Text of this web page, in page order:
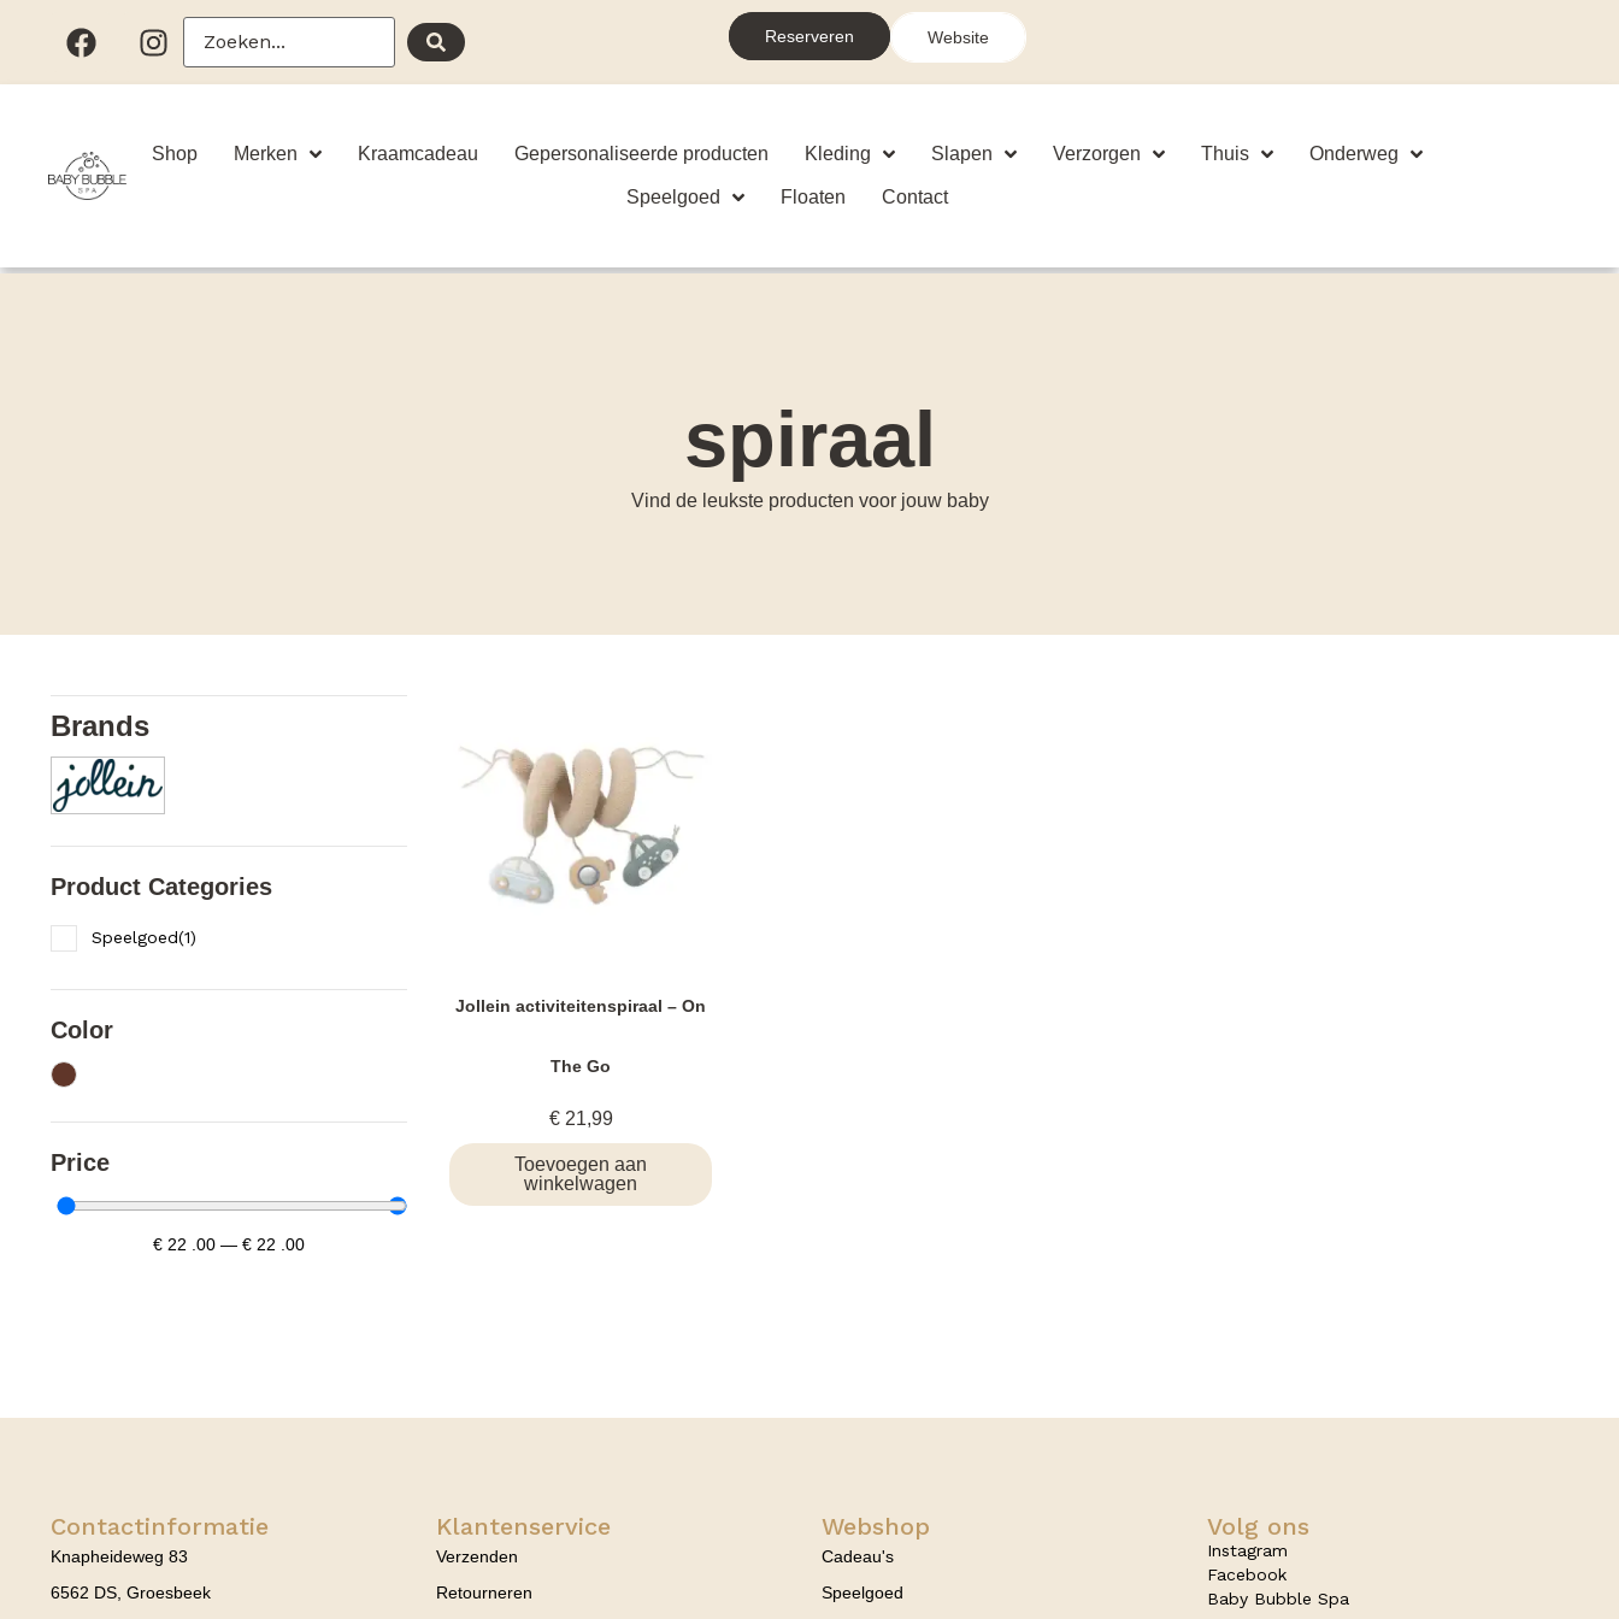
Reserveren Website
Shop Merken Kraamcadeau Gepersonaliseerde producten Kleding Slapen Verzorgen Thuis Onderweg
Speelgoed Floaten Contact
spiraal
Vind de leukste producten voor jouw baby
Brands
Product Categories
Speelgoed(1)
Color
Price
€ 22 .00 —€ 22 .00
Jollein activiteitenspiraal – On
The Go
€21,99
Toevoegen aan
winkelwagen
Contactinformatie
Knapheideweg 83
6562 DS, Groesbeek
Klantenservice
Verzenden
Retourneren
Webshop
Cadeau's
Speelgoed
Volg ons
Instagram
Facebook
Baby Bubble Spa